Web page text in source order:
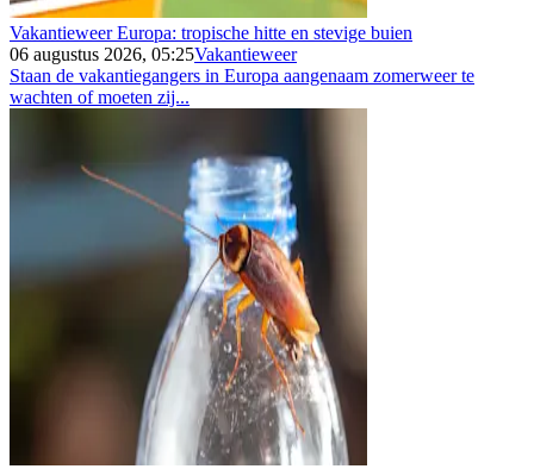
Vakantieweer Europa: tropische hitte en stevige buien
06 augustus 2026, 05:25Vakantieweer
Staan de vakantiegangers in Europa aangenaam zomerweer te
wachten of moeten zij...